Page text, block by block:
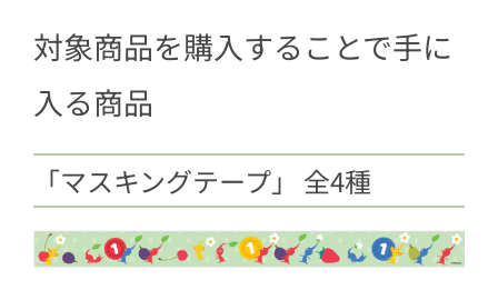
対象商品を購入することで手に
入る商品
「マスキングテープ」 全4種